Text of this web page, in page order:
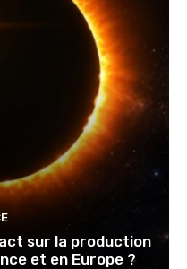
sur la production
et en Europe ?